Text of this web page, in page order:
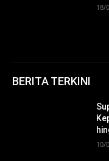
18/
BERITA TERKINI
10/